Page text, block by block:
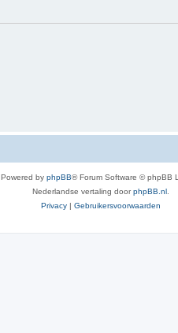
Powered by phpBB® Forum Software © phpBB
Nederlandse vertaling doorphpBB.nl
Privacy | Gebruikersvoorwaarden